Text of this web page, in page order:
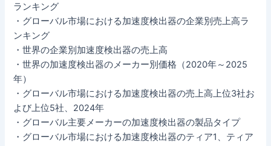
ランキング
・グローバル市場における加速度検出器の企業別売上高ラ
ンキング
・世界の企業別加速度検出器の売上高
・世界の加速度検出器のメーカー別価格（2020年～2025
年）
・グローバル市場における加速度検出器の売上高上位3社お
よび上位5社、2024年
・グローバル主要メーカーの加速度検出器の製品タイプ
・グローバル市場における加速度検出器のティア1、ティア